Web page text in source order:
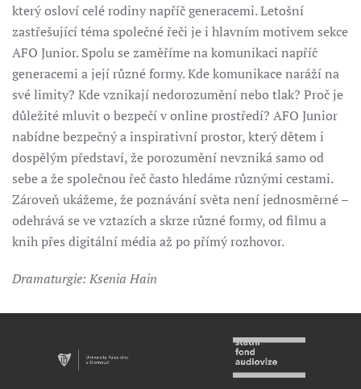
který osloví celé rodiny napříč generacemi. Letošní
zastřešující téma společné řeči je i hlavním motivem sekce
AFO Junior. Spolu se zaměříme na komunikaci napříč
generacemi a její různé formy. Kde komunikace naráží na
své limity? Kde vznikají nedorozumění nebo tlak? Proč je
důležité mluvit o bezpečí v online prostředí? AFO Junior
nabídne bezpečný a inspirativní prostor, který dětem i
dospělým představí, že porozumění nevzniká samo od
sebe a že společnou řeč často hledáme různými cestami.
Zároveň ukážeme, že poznávání světa není jednosměrné –⁠⁠⁠⁠⁠⁠
odehrává se ve vztazích a skrze různé formy, od filmu a
knih přes digitální média až po přímý rozhovor.
Dramaturgie: Ksenia Hain